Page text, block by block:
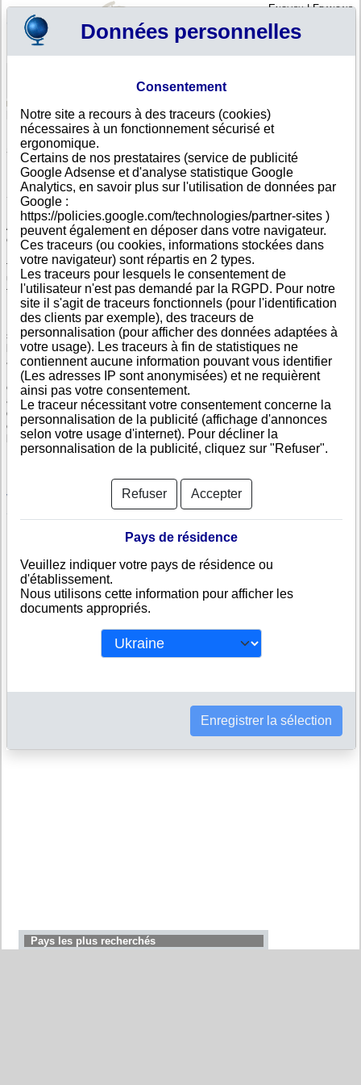
English|Français
Votre panier est vide
Angola
Liste de villes angolaises hébergeant des sièges
sociaux
Rechercher une entreprise angolaise avec sa dénomination sociale
Sélectionnez la ville qui vous intéresse dans la liste ci-dessous
A partir de cette liste des villes angolaises les plus actives
économiquement, retrouvez les sociétés dont le siège social y est établi.
La liste contient les villes avec le plus grand nombre de sièges. Pour
trouver d'autres entreprises angolaises établies dans d'autres villes,
utilisez le moteur de recherche grâce auquel vous pouvez accéder à
toutes les sociétés quelle que soit leur adresse.
Les éléments d'identification et d'immatriculation des sociétés angolaises
sont disponibles dans nos documents. Vous y trouverez notamment
l'équivalent local du numéro SIRET ou SIREN angolais. Vous pouvez
ainsi obtenir les données équivalentes à un Kbis en Angola.
Info-clipper.com est un site B2B pour trouver des entreprises angolaises
et en Afrique. C'est aussi une base de données pour identifier une société
au registre du commerce angolais et pouvoir vérifier son numéro
d'immatriculation, son activité, ses dirigeants, ses filiales, etc... Le site a
été créé par le co-fondateur de Societe.com en Angola et en Afrique
l'information de solvabilité est ainsi facilement accessible à tous.
Voir les sociétés angolaises les plus consultées
Sociétés angolaises appartenant à un groupe
Pays les plus recherchés
Données personnelles
Consentement
Notre site a recours à des traceurs (cookies)
nécessaires à un fonctionnement sécurisé et
ergonomique.
Certains de nos prestataires (service de publicité
Google Adsense et d'analyse statistique Google
Analytics, en savoir plus sur l'utilisation de données par
Google :
https://policies.google.com/technologies/partner-sites )
peuvent également en déposer dans votre navigateur.
Ces traceurs (ou cookies, informations stockées dans
votre navigateur) sont répartis en 2 types.
Les traceurs pour lesquels le consentement de
l'utilisateur n'est pas demandé par la RGPD. Pour notre
site il s'agit de traceurs fonctionnels (pour l'identification
des clients par exemple), des traceurs de
personnalisation (pour afficher des données adaptées à
votre usage). Les traceurs à fin de statistiques ne
contiennent aucune information pouvant vous identifier
(Les adresses IP sont anonymisées) et ne requièrent
ainsi pas votre consentement.
Le traceur nécessitant votre consentement concerne la
personnalisation de la publicité (affichage d'annonces
selon votre usage d'internet). Pour décliner la
personnalisation de la publicité, cliquez sur "Refuser".
Refuser Accepter
Pays de résidence
Veuillez indiquer votre pays de résidence ou
d'établissement.
Nous utilisons cette information pour afficher les
documents appropriés.
Enregistrer la sélection